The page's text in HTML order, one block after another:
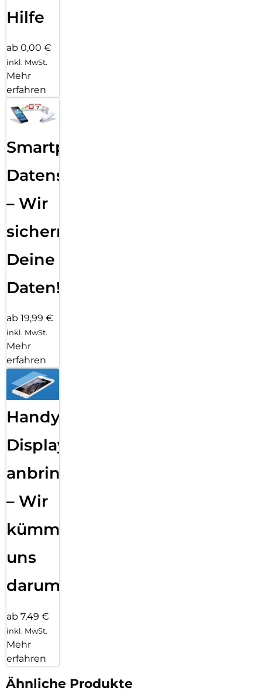
Hilfe
ab 0,00 €
inkl. MwSt.
Mehr
erfahren
Smartphone
Datensicherung
– Wir
sichern
Deine
Daten!
ab 19,99 €
inkl. MwSt.
Mehr
erfahren
Handy
Displayfolie
anbringen
– Wir
kümmern
uns
darum!
ab 7,49 €
inkl. MwSt.
Mehr
erfahren
Ähnliche Produkte